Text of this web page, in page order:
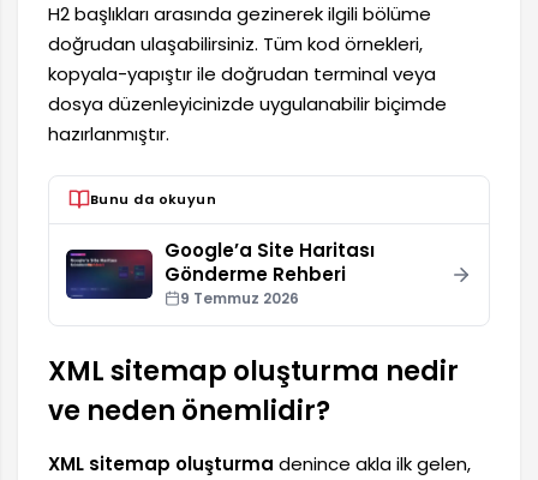
H2 başlıkları arasında gezinerek ilgili bölüme
doğrudan ulaşabilirsiniz. Tüm kod örnekleri,
kopyala-yapıştır ile doğrudan terminal veya
dosya düzenleyicinizde uygulanabilir biçimde
hazırlanmıştır.
Bunu da okuyun
Google’a Site Haritası
Gönderme Rehberi
9 Temmuz 2026
XML sitemap oluşturma nedir
ve neden önemlidir?
XML sitemap oluşturma denince akla ilk gelen,